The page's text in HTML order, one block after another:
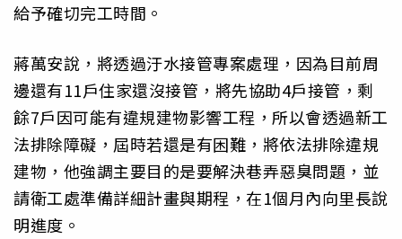
給予確切完工時間。
蔣萬安說，將透過汙水接管專案處理，因為目前周
邊還有11戶住家還沒接管，將先協助4戶接管，剩
餘7戶因可能有違規建物影響工程，所以會透過新工
法排除障礙，屆時若還是有困難，將依法排除違規
建物，他強調主要目的是要解決巷弄惡臭問題，並
請衛工處準備詳細計畫與期程，在1個月內向里長說
明進度。